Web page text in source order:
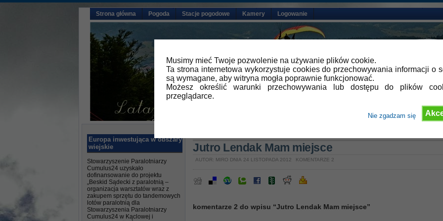
Musimy mieć Twoje pozwolenie na używanie plików cookie.
Ta strona internetowa wykorzystuje cookies do przechowywania informacji o
są wymagane, aby witryna mogła poprawnie funkcjonować.
Możesz określić warunki przechowywania lub dostępu do plików
przeglądarce.
Nie zgadzam się
Strona główna Pogoda Stacje pogodowe Kamery Logowanie
Europa inwestująca w obszary
wiejskie
Stowarzyszenie Paralotniarzy
Cumulus24 uzyskało
dofinansowanie do projektu
„Beskid Sądecki z paralotnią –
organizacja warsztatów wraz z
zakupem sprzętu do tandemowych
lotów paralotnią dla
Stowarzyszenia Paralotniarzy
Cumulus24 w Kąclowej i
Jutro Lendak Mam miejsce
AUTOR: MIRO DNIA 24 LISTOPADA 2012 KOMENTARZE 2
komentarze 2 do wpisu “Jutro Lendak Mam miejsce”